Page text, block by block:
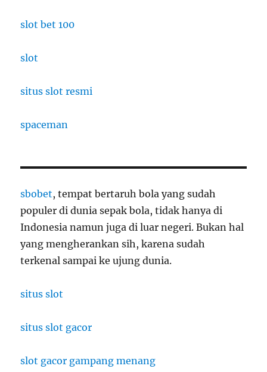
slot bet 100
slot
situs slot resmi
spaceman
sbobet, tempat bertaruh bola yang sudah
populer di dunia sepak bola, tidak hanya di
Indonesia namun juga di luar negeri. Bukan hal
yang mengherankan sih, karena sudah
terkenal sampai ke ujung dunia.
situs slot
situs slot gacor
slot gacor gampang menang